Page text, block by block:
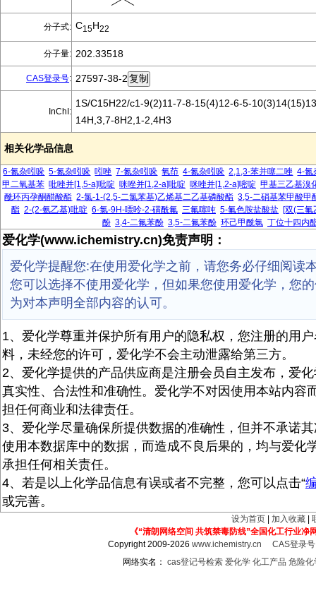
分子式: C15H22
分子量: 202.33518
CAS登录号: 27597-38-2
InChI:
1S/C15H22/c1-9(2)11-7-8-15(4)12-6-5-
14H,3,7-8H2,1-2,4H3
相关化学品信息
6-氮杂吲哚 5-氮杂吲哚 吲唑 7-氮杂吲哚 氧茚 4-氮杂吲哚 2,1,3-苯并噻二唑 4-氮
甲二氧基苯 吡唑并[1,5-a]吡啶 咪唑并[1,2-a]吡啶 咪唑并[1,2-a]嘧啶 甲基三乙基溴
酰环丙孕酮醋酸酯 2-氯-1-(2,5-二氯苯基)乙烯基二乙基磷酸酯 3,5-二硝基苯甲酸甲
酯 2-(2-氨乙基)吡啶 6-氯-9H-嘌呤-2-磺酰氟 三氟噻吨 5-氟色胺盐酸盐 [双(三氟
酚 3,4-二氟苯酚 3,5-二氟苯酚 环己甲酰氯 丁位十四内
爱化学(www.ichemistry.cn)免责声明：
爱化学提醒您:在使用爱化学之前，请您务必仔细阅读
您可以选择不使用爱化学，但如果您使用爱化学，您
为对本声明全部内容的认可。
1、爱化学尊重并保护所有用户的隐私权，您注册的用
料，未经您的许可，爱化学不会主动泄露给第三方。
2、爱化学提供的产品供应商是注册会员自主发布，爱
真实性、合法性和准确性。爱化学不对因使用本站内容
担任何商业和法律责任。
3、爱化学尽量确保所提供数据的准确性，但并不承诺
使用本数据库中的数据，而造成不良后果的，均与爱化
承担任何相关责任。
4、若是以上化学品信息有误或者不完整，您可以点击“
或完善。
设为首页 加入收藏
《“清朗网络空间 共筑禁毒防线”全国化工行业净
Copyright 2009-2026www.ichemistry.cn
CAS登录
网络实名： cas登记号检索 爱化学 化工产品 危险化